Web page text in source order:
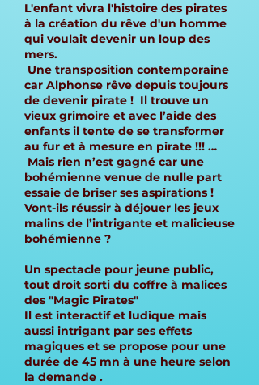
L'enfant vivra l'histoire des pirates
à la création du rêve d'un homme
qui voulait devenir un loup des
mers.
Une transposition contemporaine
car Alphonse rêve depuis toujours
de devenir pirate ! Il trouve un
vieux grimoire et avec l’aide des
enfants il tente de se transformer
au fur et à mesure en pirate !!! …
Mais rien n’est gagné car une
bohémienne venue de nulle part
essaie de briser ses aspirations !
Vont-ils réussir à déjouer les jeux
malins de l’intrigante et malicieuse
bohémienne ?
Un spectacle pour jeune public,
tout droit sorti du coffre à malices
des "Magic Pirates"
Il est interactif et ludique mais
aussi intrigant par ses effets
magiques et se propose pour une
durée de 45 mn à une heure selon
la demande .